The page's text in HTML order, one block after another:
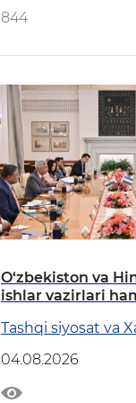
844
O‘zbekiston va
ishlar vazirlari
muhokama qildi
Tashqi siyosat va
04.08.2026